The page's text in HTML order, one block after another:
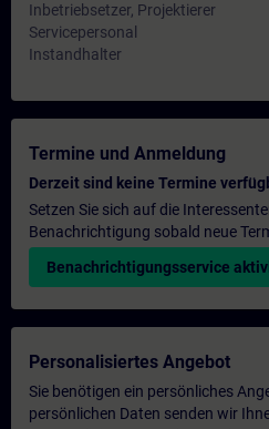
Inbetriebsetzer, Projektierer
Servicepersonal
Instandhalter
Termine und Anmeldung
Derzeit sind keine Termine
Setzen Sie sich auf die
Benachrichtigung sobald neue
Benachrichtigungsservice
Personalisiertes Angebot
Sie benötigen ein persönliches
persönlichen Daten senden wir